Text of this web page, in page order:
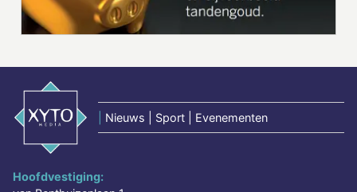
Nieuws | Sport | Evenementen
Hoofdvestiging: